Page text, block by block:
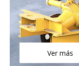
Ver más